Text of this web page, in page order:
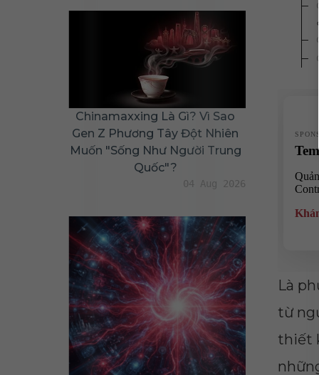
Chinamaxxing Là Gì? Vì Sao
Gen Z Phương Tây Đột Nhiên
Muốn "sống Như Người Trung
Quốc"?
04 Aug 2026
Là
từ
thiết